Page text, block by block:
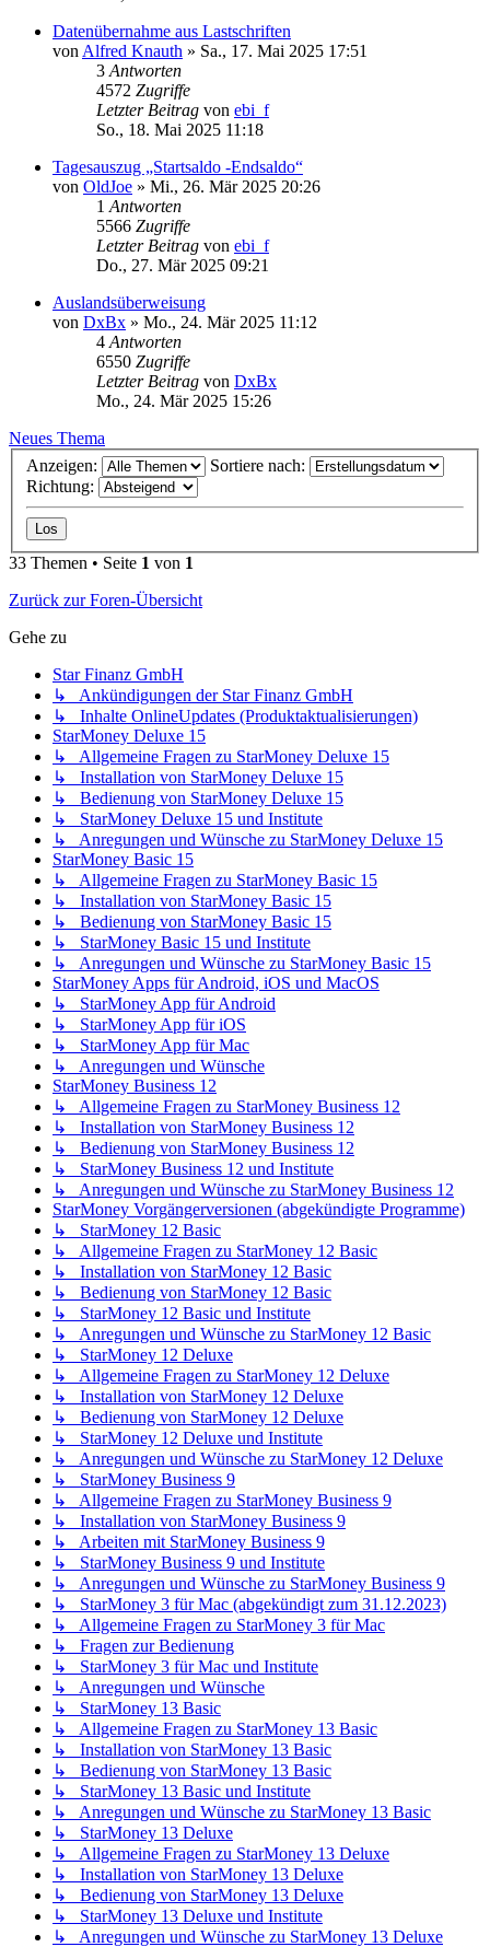
Datenübernahme aus Lastschriften
von Alfred Knauth » Sa., 17. Mai 2025 17:51
3 Antworten
4572 Zugriffe
Letzter Beitrag von ebi_f
So., 18. Mai 2025 11:18
Tagesauszug „Startsaldo -Endsaldo“
von OldJoe » Mi., 26. Mär 2025 20:26
1 Antworten
5566 Zugriffe
Letzter Beitrag von ebi_f
Do., 27. Mär 2025 09:21
Auslandsüberweisung
von DxBx » Mo., 24. Mär 2025 11:12
4 Antworten
6550 Zugriffe
Letzter Beitrag von DxBx
Mo., 24. Mär 2025 15:26
Neues Thema
Anzeigen:
Sortiere nach:
Richtung:
33 Themen • Seite 1 von 1
Zurück zur Foren-Übersicht
Gehe zu
Star Finanz GmbH
↳ Ankündigungen der Star Finanz GmbH
↳ Inhalte OnlineUpdates (Produktaktualisierungen)
StarMoney Deluxe 15
↳ Allgemeine Fragen zu StarMoney Deluxe 15
↳ Installation von StarMoney Deluxe 15
↳ Bedienung von StarMoney Deluxe 15
↳ StarMoney Deluxe 15 und Institute
↳ Anregungen und Wünsche zu StarMoney Deluxe 15
StarMoney Basic 15
↳ Allgemeine Fragen zu StarMoney Basic 15
↳ Installation von StarMoney Basic 15
↳ Bedienung von StarMoney Basic 15
↳ StarMoney Basic 15 und Institute
↳ Anregungen und Wünsche zu StarMoney Basic 15
StarMoney Apps für Android, iOS und MacOS
↳ StarMoney App für Android
↳ StarMoney App für iOS
↳ StarMoney App für Mac
↳ Anregungen und Wünsche
StarMoney Business 12
↳ Allgemeine Fragen zu StarMoney Business 12
↳ Installation von StarMoney Business 12
↳ Bedienung von StarMoney Business 12
↳ StarMoney Business 12 und Institute
↳ Anregungen und Wünsche zu StarMoney Business 12
StarMoney Vorgängerversionen (abgekündigte Programme)
↳ StarMoney 12 Basic
↳ Allgemeine Fragen zu StarMoney 12 Basic
↳ Installation von StarMoney 12 Basic
↳ Bedienung von StarMoney 12 Basic
↳ StarMoney 12 Basic und Institute
↳ Anregungen und Wünsche zu StarMoney 12 Basic
↳ StarMoney 12 Deluxe
↳ Allgemeine Fragen zu StarMoney 12 Deluxe
↳ Installation von StarMoney 12 Deluxe
↳ Bedienung von StarMoney 12 Deluxe
↳ StarMoney 12 Deluxe und Institute
↳ Anregungen und Wünsche zu StarMoney 12 Deluxe
↳ StarMoney Business 9
↳ Allgemeine Fragen zu StarMoney Business 9
↳ Installation von StarMoney Business 9
↳ Arbeiten mit StarMoney Business 9
↳ StarMoney Business 9 und Institute
↳ Anregungen und Wünsche zu StarMoney Business 9
↳ StarMoney 3 für Mac (abgekündigt zum 31.12.2023)
↳ Allgemeine Fragen zu StarMoney 3 für Mac
↳ Fragen zur Bedienung
↳ StarMoney 3 für Mac und Institute
↳ Anregungen und Wünsche
↳ StarMoney 13 Basic
↳ Allgemeine Fragen zu StarMoney 13 Basic
↳ Installation von StarMoney 13 Basic
↳ Bedienung von StarMoney 13 Basic
↳ StarMoney 13 Basic und Institute
↳ Anregungen und Wünsche zu StarMoney 13 Basic
↳ StarMoney 13 Deluxe
↳ Allgemeine Fragen zu StarMoney 13 Deluxe
↳ Installation von StarMoney 13 Deluxe
↳ Bedienung von StarMoney 13 Deluxe
↳ StarMoney 13 Deluxe und Institute
↳ Anregungen und Wünsche zu StarMoney 13 Deluxe